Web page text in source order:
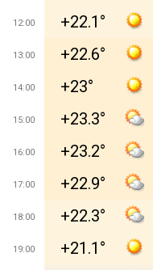
12:00 +22.1°
13:00 +22.6°
14:00 +23°
15:00 +23.3°
16:00 +23.2°
17:00 +22.9°
18:00 +22.3°
19:00 +21.1°